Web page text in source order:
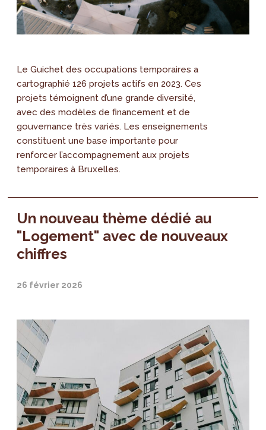
Le Guichet des occupations temporaires a
cartographié 126 projets actifs en 2023. Ces
projets témoignent d’une grande diversité,
avec des modèles de financement et de
gouvernance très variés. Les enseignements
constituent une base importante pour
renforcer l’accompagnement aux projets
temporaires à Bruxelles.
Un nouveau thème dédié au
"Logement" avec de nouveaux
chiffres
26 février 2026